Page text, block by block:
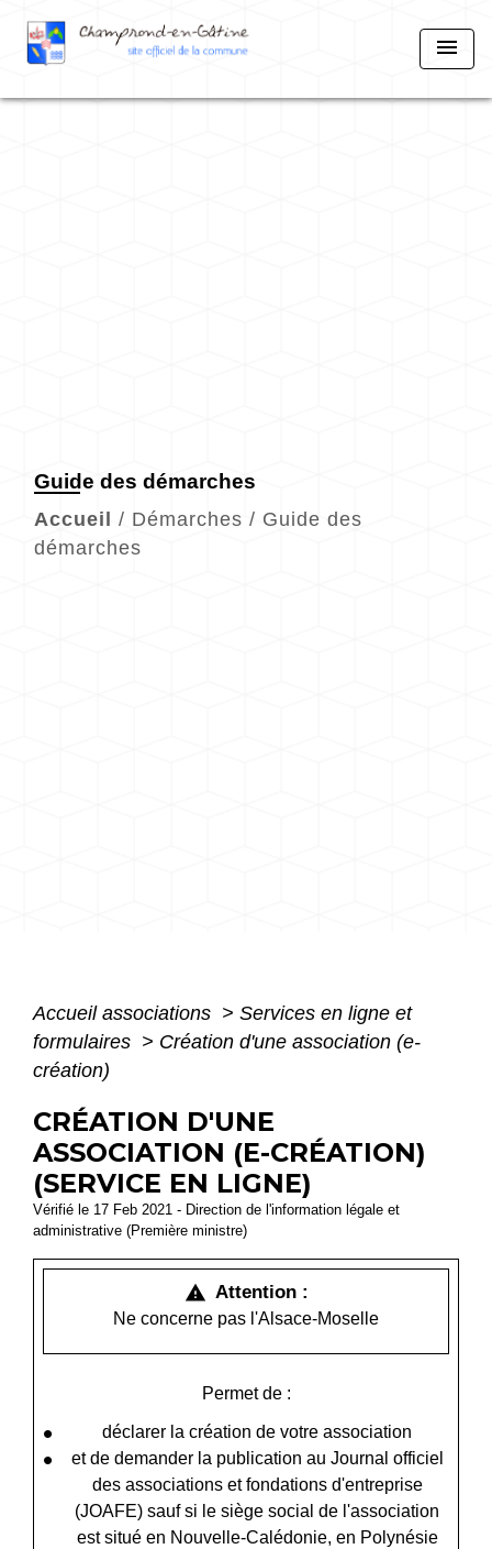
menu
Guide des démarches
Accueil / Démarches / Guide des
démarches
Accueil associations > Services en ligne et
formulaires > Création d'une association (e-
création)
CRÉATION D'UNE
ASSOCIATION (E-CRÉATION)
(SERVICE EN LIGNE)
Vérifié le 17 Feb 2021 - Direction de l'information légale et
administrative (Première ministre)
warning Attention :
Ne concerne pas l'Alsace-Moselle
Permet de :
déclarer la création de votre association
et de demander la publication au Journal officiel
des associations et fondations d'entreprise
(JOAFE) sauf si le siège social de l'association
est situé en Nouvelle-Calédonie, en Polynésie